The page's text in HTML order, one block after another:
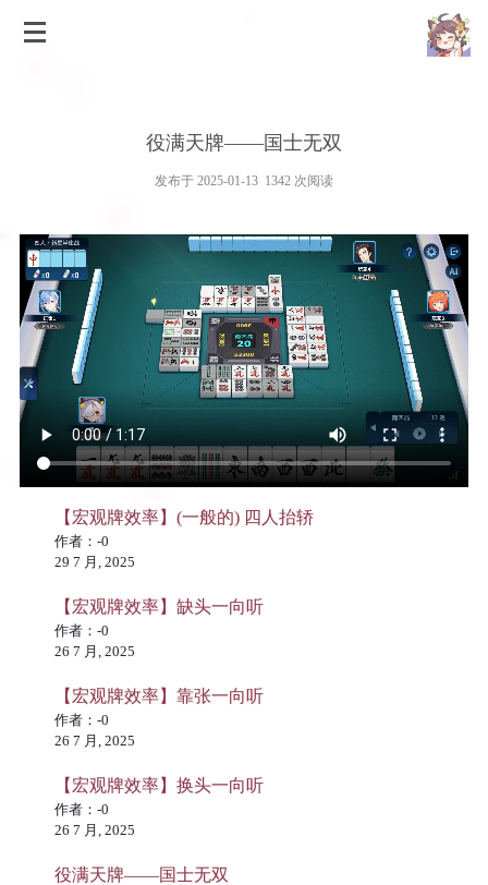
役满天牌——国士无双
发布于 2025-01-13 1342 次阅读
【宏观牌效率】(一般的) 四人抬轿
作者：-0
29 7 月, 2025
【宏观牌效率】缺头一向听
作者：-0
26 7 月, 2025
【宏观牌效率】靠张一向听
作者：-0
26 7 月, 2025
【宏观牌效率】换头一向听
作者：-0
26 7 月, 2025
役满天牌——国士无双